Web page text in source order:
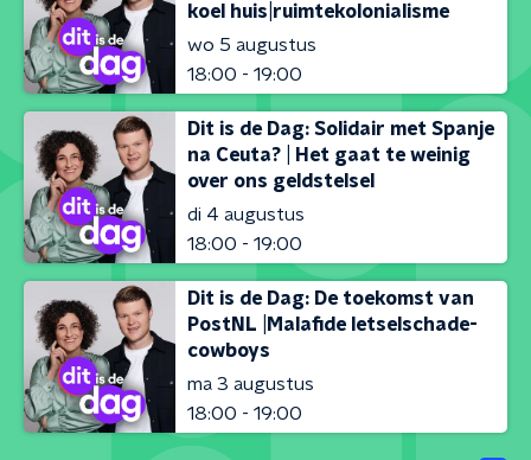
koel huis|ruimtekolonialisme
wo 5 augustus
18:00 - 19:00
Dit is de Dag: Solidair met Spanje
na Ceuta? | Het gaat te weinig
over ons geldstelsel
di 4 augustus
18:00 - 19:00
Dit is de Dag: De toekomst van
PostNL |Malafide letselschade-
cowboys
ma 3 augustus
18:00 - 19:00